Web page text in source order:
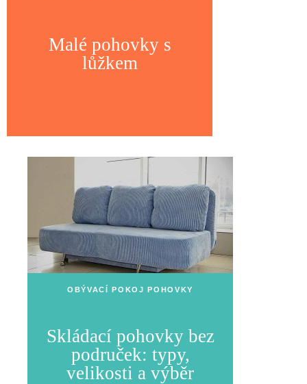
Malé pohovky s
lůžkem
OBÝVACÍ POKOJ POHOVKY
Skládací pohovky bez
područek: typy,
velikosti a výběr